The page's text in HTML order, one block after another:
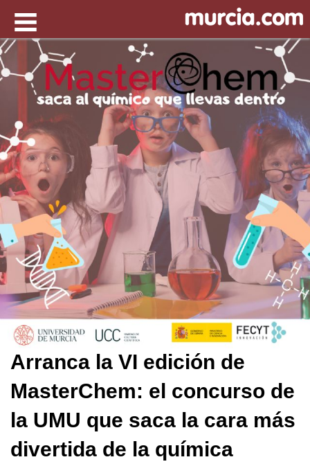
Arranca la VI edición de
MasterChem: el concurso de
la UMU que saca la cara más
divertida de la química